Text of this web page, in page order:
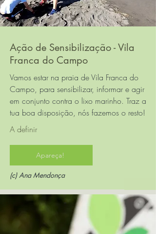
Ação de Sensibilização - Vila
Franca do Campo
Vamos estar na praia de Vila Franca do
Campo, para sensibilizar, informar e agir
em conjunto contra o lixo marinho. Traz a
tua boa disposição, nós fazemos o resto!
A definir
Apareça!
(c) Ana Mendonça